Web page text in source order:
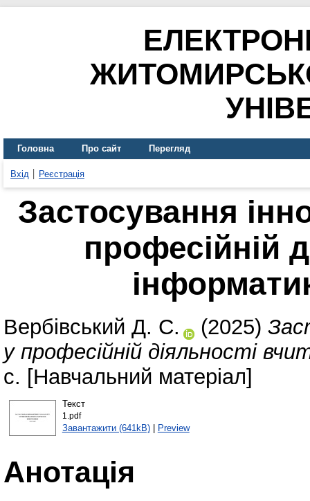
Головна Про сайт Перегляд
Вхід Реєстрація
Застосування
професійній
Вербівський Д. С. (2025)
у професійній діяльності
с. [Навчальний матеріал]
Текст
1.pdf
Завантажити (641kB)| Preview
Анотація